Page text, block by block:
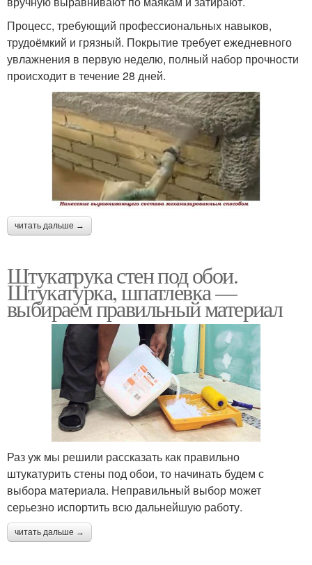
Процесс, требующий профессиональных навыков,
трудоёмкий и грязный. Покрытие требует ежедневного
увлажнения в первую неделю, полный набор прочности
происходит в течение 28 дней.
читать дальше →
Штукатрука стен под обои.
Штукатурка, шпатлевка —
выбираем правильный материал
Раз уж мы решили рассказать как правильно
штукатурить стены под обои, то начинать будем с
выбора материала. Неправильный выбор может
серьезно испортить всю дальнейшую работу.
читать дальше →